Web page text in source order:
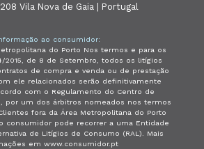
Vila Nova de Gaia | Portugal
ao consumidor:
do Porto Nos termos e para os
2015, de 8 de Setembro, todos os litígios
de compra e venda ou de prestação
ele relacionados serão definitivamente
com o Regulamento do Centro de
por um dos árbitros nomeados nos termos
fora da Área Metropolitana do Porto
consumidor pode recorrer a uma Entidade
de Litígios de Consumo (RAL). Mais
em www.consumidor.pt